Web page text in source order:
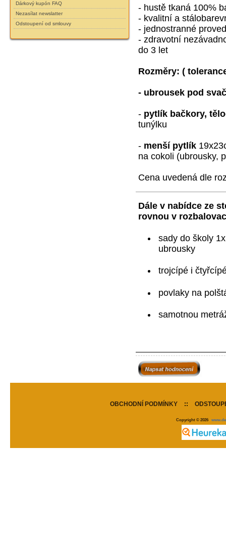
Dárkový kupón FAQ
Nezasílat newslatter
Odstoupení od smlouvy
- hustě tkaná 100%
- kvalitní a
- jednostranné
- zdravotní
do 3 let
Rozměry:(
- ubrousek pod
- pytlík bačkory,
tunýlku
- menší pytlík
na cokoli (ubrousky,
Cena uvedená dle
Dále v nabídce ze
rovnou v
sady do školy
ubrousky
trojcípé i
povlaky na
samotnou
OBCHODNÍ PODMÍNKY ::
Copyright © 2026